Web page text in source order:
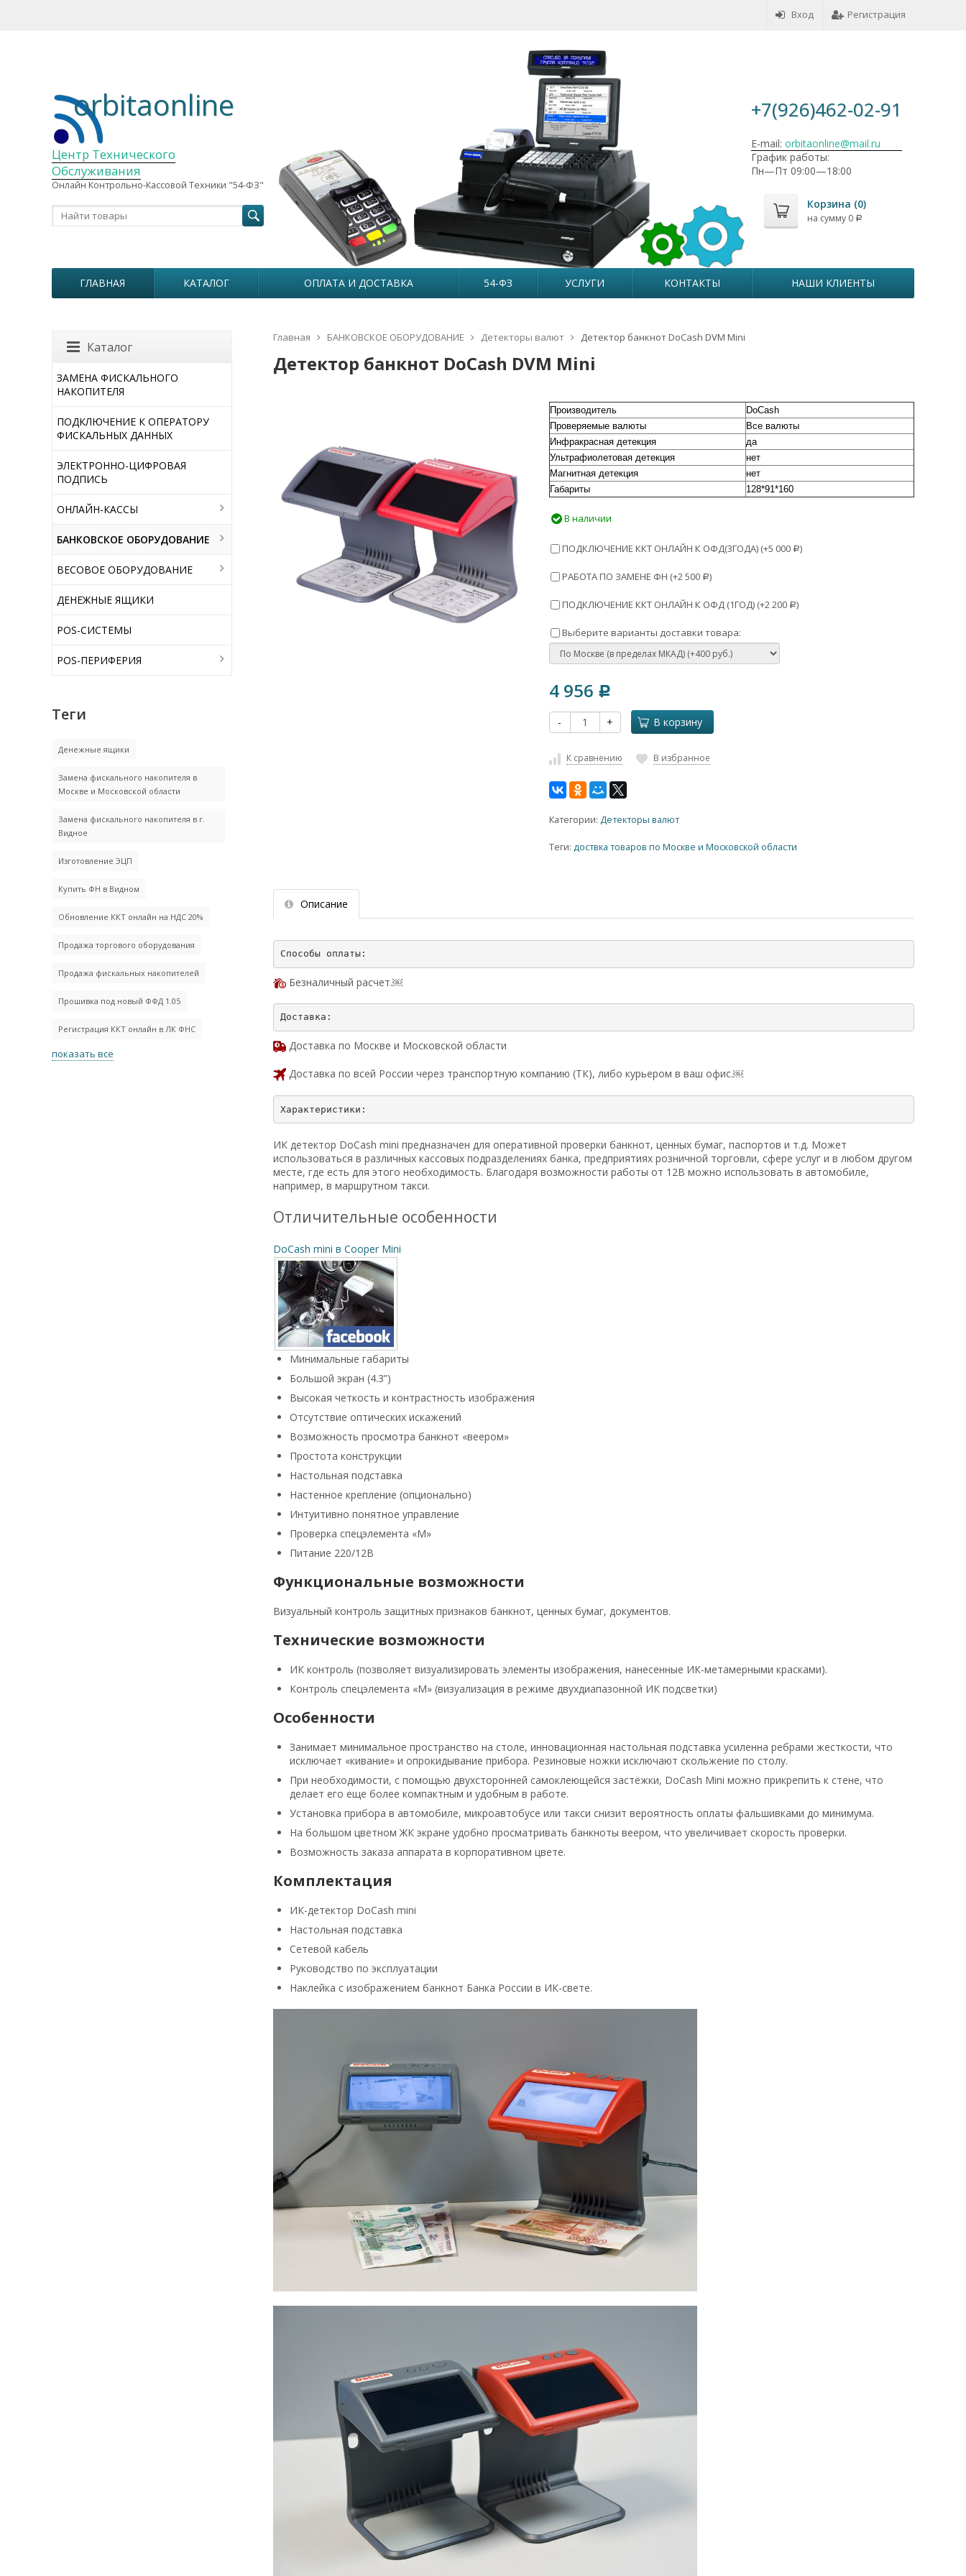
Вход Регистрация
Центр Технического
Обслуживания
Онлайн Контрольно-Кассовой Техники "54-ФЗ"
orbitaonline +7(926)462-02-91
E-mail: orbitaonline@mail.ru
График работы:
Пн—Пт 09:00—18:00
Корзина (0)
на сумму 0 Р
ГЛАВНАЯ КАТАЛОГ ОПЛАТА И ДОСТАВКА 54-ФЗ УСЛУГИ КОНТАКТЫ НАШИ КЛИЕНТЫ
Главная БАНКОВСКОЕ ОБОРУДОВАНИЕ Детекторы валют Детектор банкнот DoCash DVM Mini
Детектор банкнот DoCash DVM Mini
Производитель
DoCash
Проверяемые валюты
Все валюты
Инфракрасная детекция
да
Ультрафиолетовая детекция
нет
Магнитная детекция
нет
Габариты
128*91*160
В наличии
ПОДКЛЮЧЕНИЕ ККТ ОНЛАЙН К ОФД(3ГОДА) (+5 000 Р)
РАБОТА ПО ЗАМЕНЕ ФН (+2 500 Р)
ПОДКЛЮЧЕНИЕ ККТ ОНЛАЙН К ОФД (1ГОД) (+2 200 Р)
Выберите варианты доставки товара:
4 956 Р
- + В корзину
К сравнению В избранное
Категории: Детекторы валют
Теги: доствка товаров по Москве и Московской области
Описание
Безналичный расчет.￼
Доставка по Москве и Московской области
Доставка по всей России через транспортную компанию (ТК), либо курьером в ваш офис.￼
ИК детектор DoCash mini предназначен для оперативной проверки банкнот, ценных бумаг, паспортов и т.д. Может
использоваться в различных кассовых подразделениях банка, предприятиях розничной торговли, сфере услуг и в любом другом
месте, где есть для этого необходимость. Благодаря возможности работы от 12В можно использовать в автомобиле,
например, в маршрутном такси.
Отличительные особенности
DoCash mini в Cooper Mini
Минимальные габариты
Большой экран (4.3”)
Высокая четкость и контрастность изображения
Отсутствие оптических искажений
Возможность просмотра банкнот «веером»
Простота конструкции
Настольная подставка
Настенное крепление (опционально)
Интуитивно понятное управление
Проверка спецэлемента «М»
Питание 220/12В
Функциональные возможности
Визуальный контроль защитных признаков банкнот, ценных бумаг, документов.
Технические возможности
ИК контроль (позволяет визуализировать элементы изображения, нанесенные ИК-метамерными красками).
Контроль спецэлемента «М» (визуализация в режиме двухдиапазонной ИК подсветки)
Особенности
Занимает минимальное пространство на столе, инновационная настольная подставка усиленна ребрами жесткости, что
исключает «кивание» и опрокидывание прибора. Резиновые ножки исключают скольжение по столу.
При необходимости, с помощью двухсторонней самоклеющейся застёжки, DoCash Mini можно прикрепить к стене, что
делает его еще более компактным и удобным в работе.
Установка прибора в автомобиле, микроавтобусе или такси снизит вероятность оплаты фальшивками до минимума.
На большом цветном ЖК экране удобно просматривать банкноты веером, что увеличивает скорость проверки.
Возможность заказа аппарата в корпоративном цвете.
Комплектация
ИК-детектор DoCash mini
Настольная подставка
Сетевой кабель
Руководство по эксплуатации
Наклейка с изображением банкнот Банка России в ИК-свете.
Каталог
ЗАМЕНА ФИСКАЛЬНОГО
НАКОПИТЕЛЯ
ПОДКЛЮЧЕНИЕ К ОПЕРАТОРУ
ФИСКАЛЬНЫХ ДАННЫХ
ЭЛЕКТРОННО-ЦИФРОВАЯ
ПОДПИСЬ
ОНЛАЙН-КАССЫ
БАНКОВСКОЕ ОБОРУДОВАНИЕ
ВЕСОВОЕ ОБОРУДОВАНИЕ
ДЕНЕЖНЫЕ ЯЩИКИ
POS-СИСТЕМЫ
POS-ПЕРИФЕРИЯ
Теги
Денежные ящики
Замена фискального накопителя в
Москве и Московской области
Замена фискального накопителя в г.
Видное
Изготовление ЭЦП
Купить ФН в Видном
Обновление ККТ онлайн на НДС 20%
Продажа торгового оборудования
Продажа фискальных накопителей
Прошивка под новый ФФД 1.05
Регистрация ККТ онлайн в ЛК ФНС
показать все